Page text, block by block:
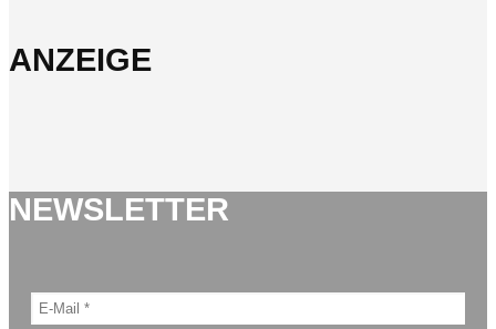
ANZEIGE
NEWSLETTER